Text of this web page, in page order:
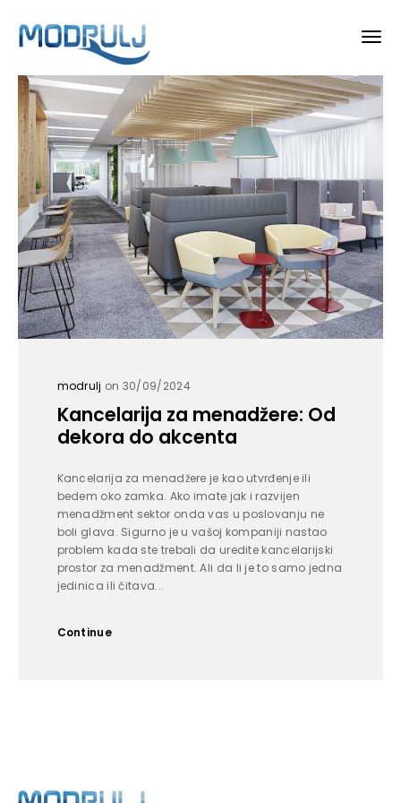
modrulj on 30/09/2024
Kancelarija za menadžere: Od
dekora do akcenta
Kancelarija za menadžere je kao utvrđenje ili
bedem oko zamka. Ako imate jak i razvijen
menadžment sektor onda vas u poslovanju ne
boli glava. Sigurno je u vašoj kompaniji nastao
problem kada ste trebali da uredite kancelarijski
prostor za menadžment. Ali da li je to samo jedna
jedinica ili čitava...
Continue